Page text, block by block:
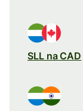
SLL na CAD